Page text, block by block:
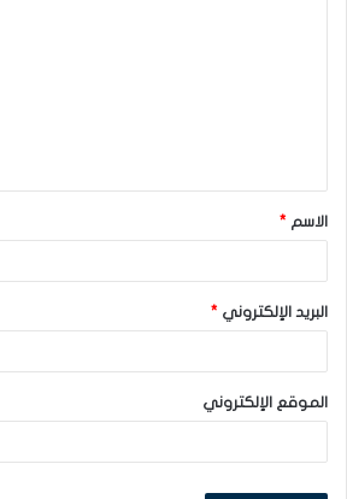
ق
*
الاسم *
البريد الإلكتروني *
الموقع الإلكتروني